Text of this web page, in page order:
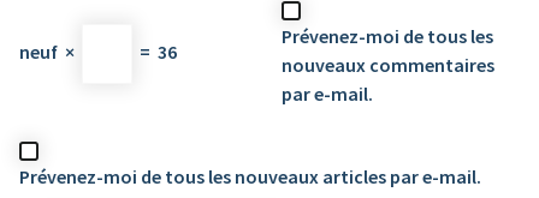
neuf × = 36
Prévenez-moi de tous les
nouveaux commentaires
par e-mail.
Prévenez-moi de tous les nouveaux articles par e-mail.